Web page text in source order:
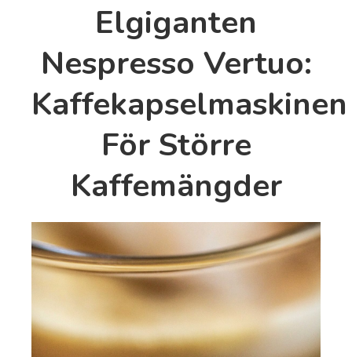
Elgiganten
Nespresso Vertuo:
Kaffekapselmaskinen
För Större
Kaffemängder